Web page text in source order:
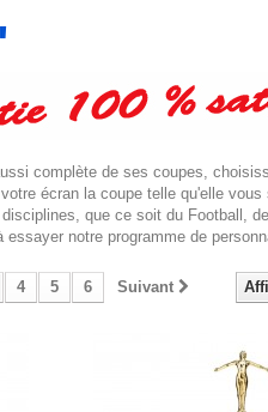
complète de ses coupes,
écran la coupe telle qu'elle vous
que ce soit du Football,
notre programme de
4 5 6 Suivant